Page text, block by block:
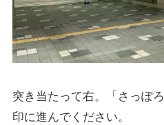
突き当たって右。「さっぽ
印に進んでください。